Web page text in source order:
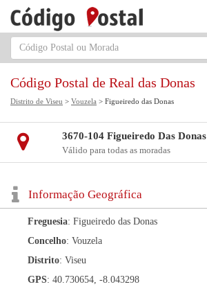
Código Postal de Real das Donas
Distrito de Viseu > Vouzela > Figueiredo das Donas
3670-104 Figueiredo Das Donas
Válido para todas as moradas
Informação Geográfica
Freguesia: Figueiredo das Donas
Concelho: Vouzela
Distrito: Viseu
GPS: 40.730654, -8.043298